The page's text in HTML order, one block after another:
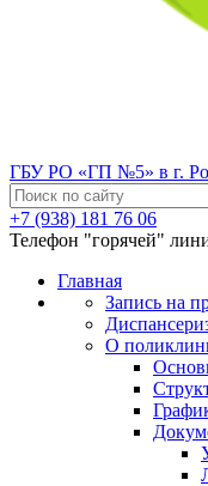
ГБУ РО «ГП №5» в г.
+7 (938) 181 76 06
Телефон "горячей"
Главная
Запись на
О